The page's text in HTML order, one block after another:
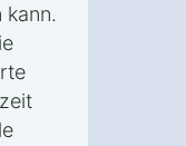
kann.